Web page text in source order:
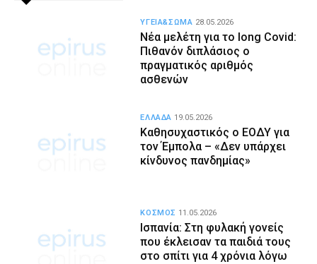
Νέα μελέτη για το long Covid:
Πιθανόν διπλάσιος ο
πραγματικός αριθμός
ασθενών
ΥΓΕΙΑ&ΣΩΜΑ 28.05.2026
Καθησυχαστικός ο ΕΟΔΥ για
τον Έμπολα – «Δεν υπάρχει
κίνδυνος πανδημίας»
ΕΛΛΑΔΑ 19.05.2026
Ισπανία: Στη φυλακή γονείς
που έκλεισαν τα παιδιά τους
στο σπίτι για 4 χρόνια λόγω
ΚΟΣΜΟΣ 11.05.2026